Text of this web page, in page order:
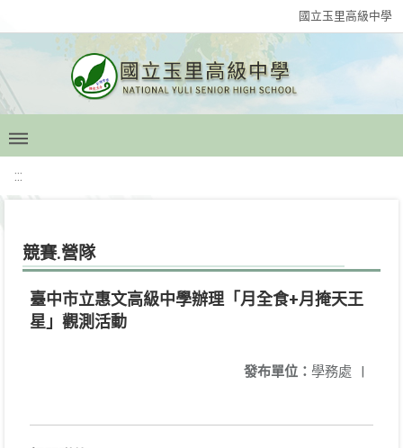
國立玉里高級中學
:::
競賽.營隊
臺中市立惠文高級中學辦理「月全食+月掩天王
星」觀測活動
發布單位： 學務處 |